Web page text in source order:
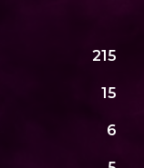
215
15
6